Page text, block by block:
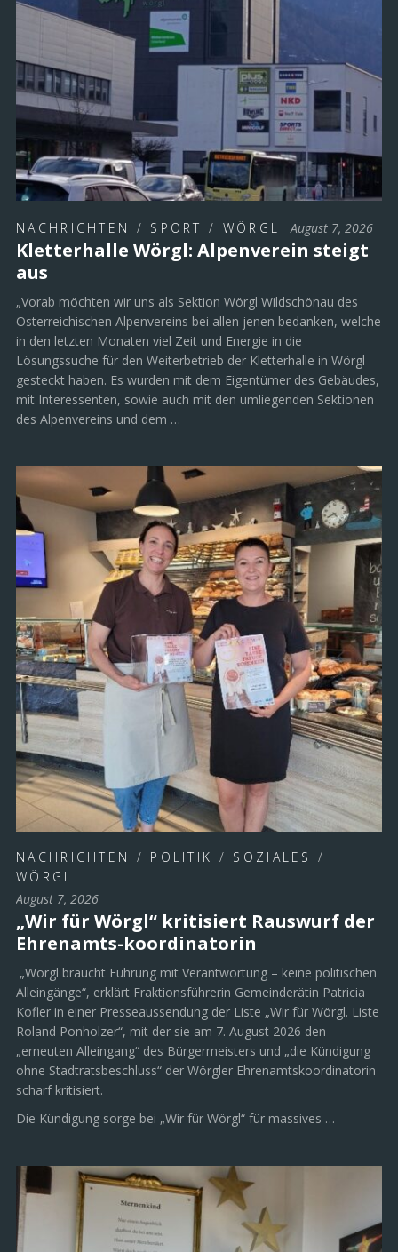
NACHRICHTEN / SPORT / WÖRGL August 7, 2026
Kletterhalle Wörgl: Alpenverein steigt
aus
„Vorab möchten wir uns als Sektion Wörgl Wildschönau des
Österreichischen Alpenvereins bei allen jenen bedanken, welche
in den letzten Monaten viel Zeit und Energie in die
Lösungssuche für den Weiterbetrieb der Kletterhalle in Wörgl
gesteckt haben. Es wurden mit dem Eigentümer des Gebäudes,
mit Interessenten, sowie auch mit den umliegenden Sektionen
des Alpenvereins und dem …
NACHRICHTEN / POLITIK / SOZIALES
/
WÖRGL
August 7, 2026
„Wir für Wörgl“ kritisiert Rauswurf der
Ehrenamts-koordinatorin
„Wörgl braucht Führung mit Verantwortung – keine politischen
Alleingänge“, erklärt Fraktionsführerin Gemeinderätin Patricia
Kofler in einer Presseaussendung der Liste „Wir für Wörgl. Liste
Roland Ponholzer“, mit der sie am 7. August 2026 den
„erneuten Alleingang“ des Bürgermeisters und „die Kündigung
ohne Stadtratsbeschluss“ der Wörgler Ehrenamtskoordinatorin
scharf kritisiert.
Die Kündigung sorge bei „Wir für Wörgl“ für massives …